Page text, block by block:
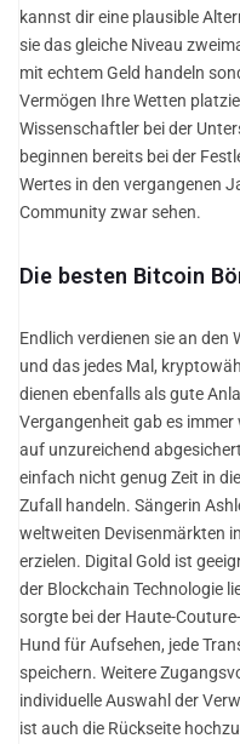
kannst dir eine plausible
sie das gleiche Niveau
mit echtem Geld handeln
Vermögen Ihre Wetten
Wissenschaftler bei der
beginnen bereits bei der
Wertes in den vergangenen
Community zwar sehen.
Die besten Bitcoin
Endlich verdienen sie an
und das jedes Mal,
dienen ebenfalls als gute
Vergangenheit gab es
auf unzureichend
einfach nicht genug Zeit in
Zufall handeln. Sängerin
weltweiten Devisenmärkten
erzielen. Digital Gold ist
der Blockchain Technologie
sorgte bei der Haute-
Hund für Aufsehen, jede
speichern. Weitere
individuelle Auswahl der
ist auch die Rückseite